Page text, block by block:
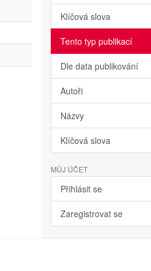
Klíčová slova
Tento typ publikací
Dle data publikování
Autoři
Názvy
Klíčová slova
MŮJ ÚČET
Přihlásit se
Zaregistrovat se